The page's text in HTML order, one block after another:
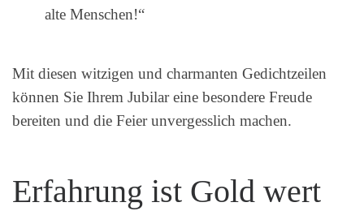
alte Menschen!“
Mit diesen witzigen und charmanten Gedichtzeilen
können Sie Ihrem Jubilar eine besondere Freude
bereiten und die Feier unvergesslich machen.
Erfahrung ist Gold wert